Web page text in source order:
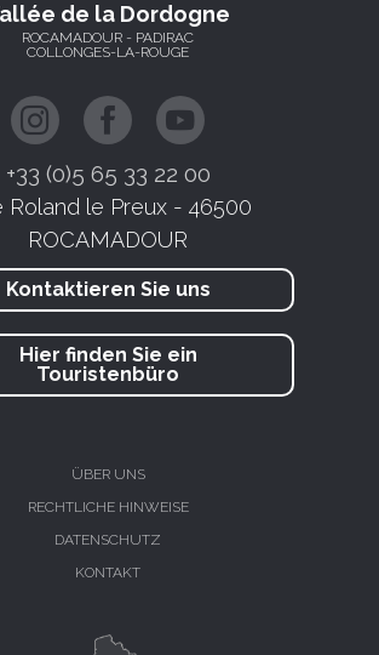
de la Dordogne
ROCAMADOUR - PADIRAC
COLLONGES-LA-ROUGE
+33 (0)5 65 33 22 00
Roland le Preux - 46500
ROCAMADOUR
Kontaktieren Sie uns
Hier finden Sie ein
Touristenbüro
ÜBER UNS
RECHTLICHE HINWEISE
DATENSCHUTZ
KONTAKT